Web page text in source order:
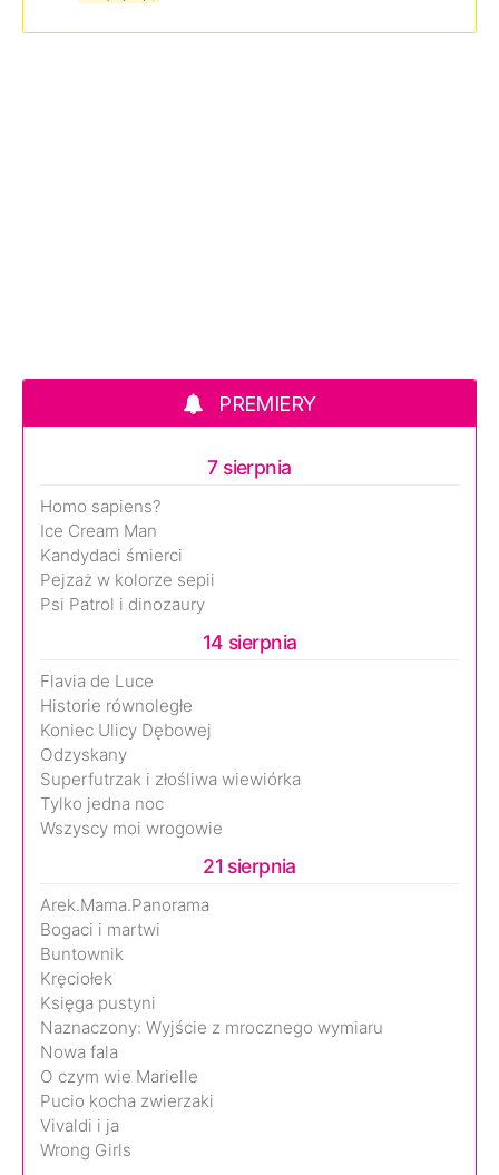
PREMIERY
7 sierpnia
Homo sapiens?
Ice Cream Man
Kandydaci śmierci
Pejzaż w kolorze sepii
Psi Patrol i dinozaury
14 sierpnia
Flavia de Luce
Historie równoległe
Koniec Ulicy Dębowej
Odzyskany
Superfutrzak i złośliwa wiewiórka
Tylko jedna noc
Wszyscy moi wrogowie
21 sierpnia
Arek.Mama.Panorama
Bogaci i martwi
Buntownik
Kręciołek
Księga pustyni
Naznaczony: Wyjście z mrocznego wymiaru
Nowa fala
O czym wie Marielle
Pucio kocha zwierzaki
Vivaldi i ja
Wrong Girls